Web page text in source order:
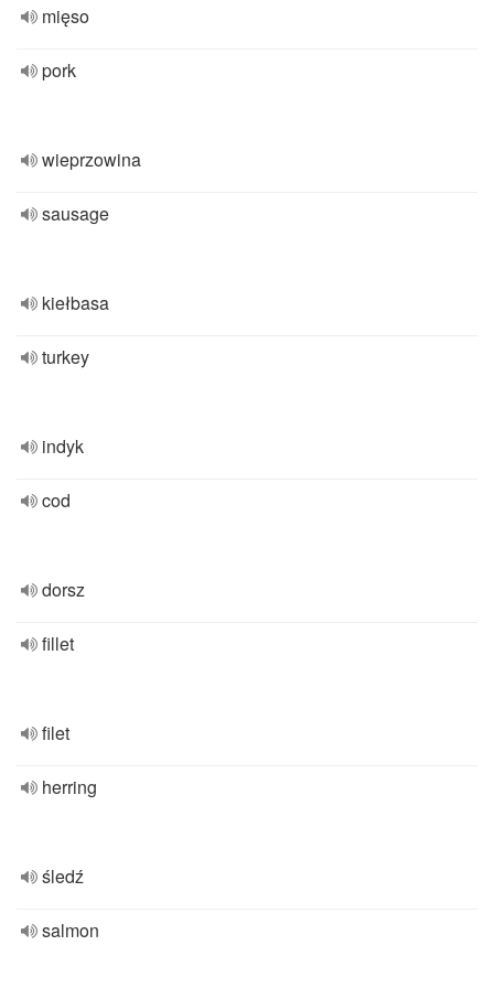
mięso
pork
wieprzowina
sausage
kiełbasa
turkey
indyk
cod
dorsz
fillet
filet
herring
śledź
salmon